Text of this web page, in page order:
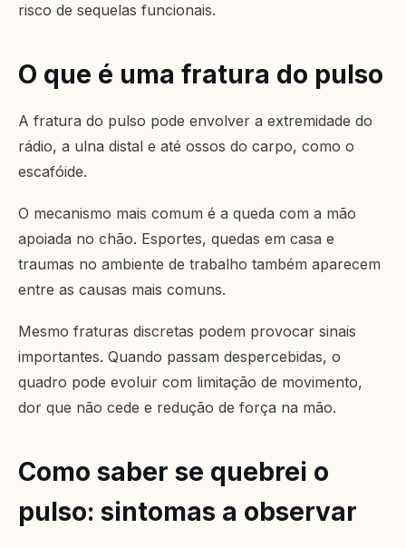
risco de sequelas funcionais.
O que é uma fratura do pulso
A fratura do pulso pode envolver a extremidade do
rádio, a ulna distal e até ossos do carpo, como o
escafóide.
O mecanismo mais comum é a queda com a mão
apoiada no chão. Esportes, quedas em casa e
traumas no ambiente de trabalho também aparecem
entre as causas mais comuns.
Mesmo fraturas discretas podem provocar sinais
importantes. Quando passam despercebidas, o
quadro pode evoluir com limitação de movimento,
dor que não cede e redução de força na mão.
Como saber se quebrei o
pulso: sintomas a observar